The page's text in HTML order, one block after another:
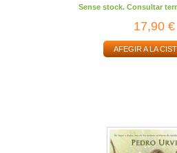
Sense stock. Consultar
17,90 €
AFEGIR A LA